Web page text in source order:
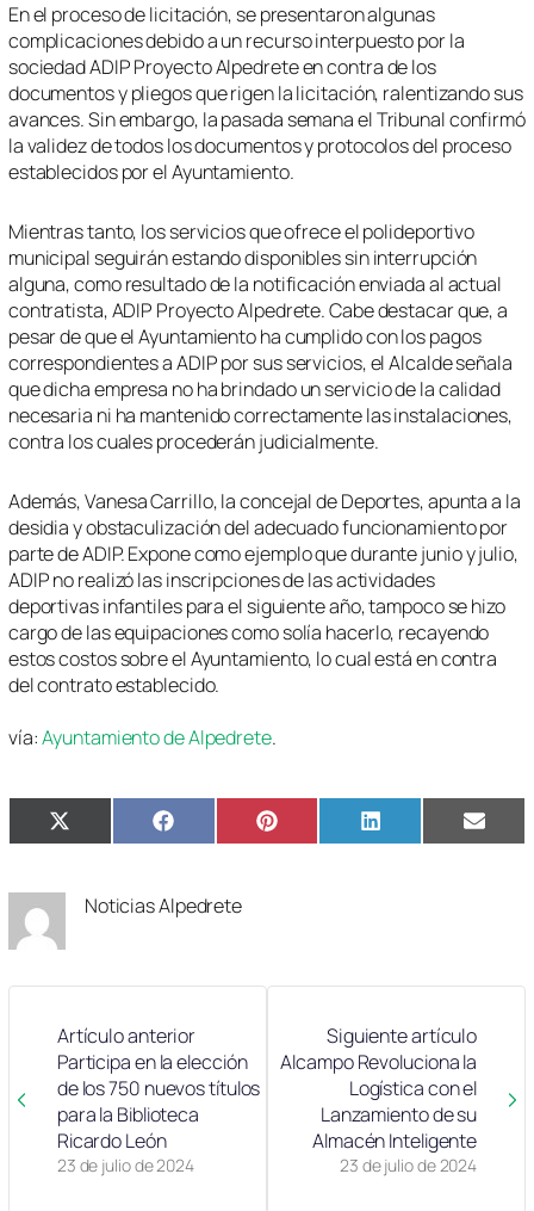
En el proceso de licitación, se presentaron algunas
complicaciones debido a un recurso interpuesto por la
sociedad ADIP Proyecto Alpedrete en contra de los
documentos y pliegos que rigen la licitación, ralentizando sus
avances. Sin embargo, la pasada semana el Tribunal confirmó
la validez de todos los documentos y protocolos del proceso
establecidos por el Ayuntamiento.
Mientras tanto, los servicios que ofrece el polideportivo
municipal seguirán estando disponibles sin interrupción
alguna, como resultado de la notificación enviada al actual
contratista, ADIP Proyecto Alpedrete. Cabe destacar que, a
pesar de que el Ayuntamiento ha cumplido con los pagos
correspondientes a ADIP por sus servicios, el Alcalde señala
que dicha empresa no ha brindado un servicio de la calidad
necesaria ni ha mantenido correctamente las instalaciones,
contra los cuales procederán judicialmente.
Además, Vanesa Carrillo, la concejal de Deportes, apunta a la
desidia y obstaculización del adecuado funcionamiento por
parte de ADIP. Expone como ejemplo que durante junio y julio,
ADIP no realizó las inscripciones de las actividades
deportivas infantiles para el siguiente año, tampoco se hizo
cargo de las equipaciones como solía hacerlo, recayendo
estos costos sobre el Ayuntamiento, lo cual está en contra
del contrato establecido.
vía:Ayuntamiento de Alpedrete.
Compartir
en
X
(Twitter)
Compartir
en
Facebook Compartir
en
Pinterest Compartir
en
LinkedIn
en
Email
Noticias Alpedrete
Artículo anterior
23 de julio de 2024
Participa en la elección
de los 750 nuevos títulos
para la Biblioteca
Ricardo León
Siguiente artículo
23 de julio de 2024
Alcampo Revoluciona la
Logística con el
Lanzamiento de su
Almacén Inteligente